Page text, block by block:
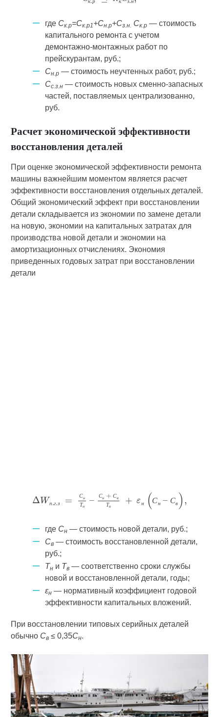
С
к р
К
к
С
з н
где Cк.р=Ск.р1+Сн.р+Сз.н. Cк.р — стоимость
капитального ремонта с учетом
демонтажно-монтажных работ по
прейскурантам, руб.;
Сн.р — стоимость неучтенных работ, руб.;
Сс.з.н — стоимость новых сменно-запасных
частей, поставляемых централизованно,
руб.
Расчет экономической эффективности
восстановления деталей
При оценке экономической эффективности ремонта
машины важнейшим моментом является расчет
эффективности восстановления отдельных деталей.
Общий экономический эффект при восстановлении
детали складывается из экономии по замене детали
на новую, экономии на капитальных затратах для
производства новой детали и экономии на
амортизационных отчислениях. Экономия
приведенных годовых затрат при восстановлении
детали
п г з
н
Т
н
в
Т
н
С
н
С
в
где Сн — стоимость новой детали, руб.;
Св — стоимость восстановленной детали,
руб.;
Тн и Тв — соответственно сроки службы
новой и восстановленной детали, годы;
εн — нормативный коэффициент годовой
эффективности капитальных вложений.
При восстановлении типовых серийных деталей
обычно Св ≤ 0,35Сн.